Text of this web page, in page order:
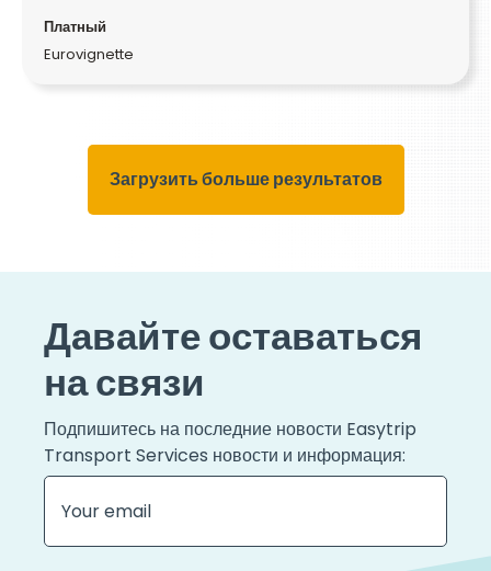
Платный
Eurovignette
Загрузить больше результатов
Давайте оставаться
на связи
Подпишитесь на последние новости Easytrip
Transport Services новости и информация: